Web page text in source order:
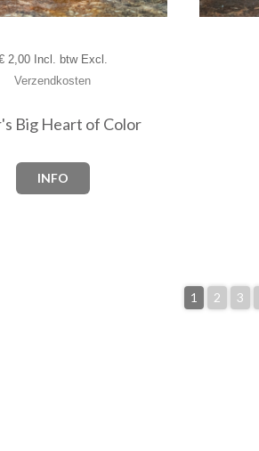
2,00 Incl. btw Excl.
Verzendkosten
Big Heart of Color
INFO
1 2 3